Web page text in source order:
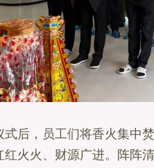
，员工们将香火集中焚
红火火、财源广进。阵阵